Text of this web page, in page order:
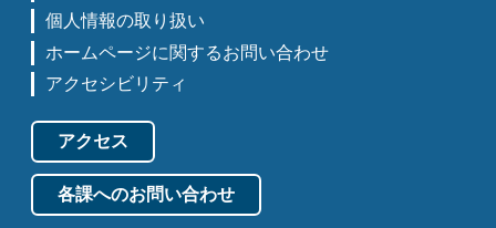
個人情報の取り扱い
ホームページに関するお問い合わせ
アクセシビリティ
アクセス
各課へのお問い合わせ